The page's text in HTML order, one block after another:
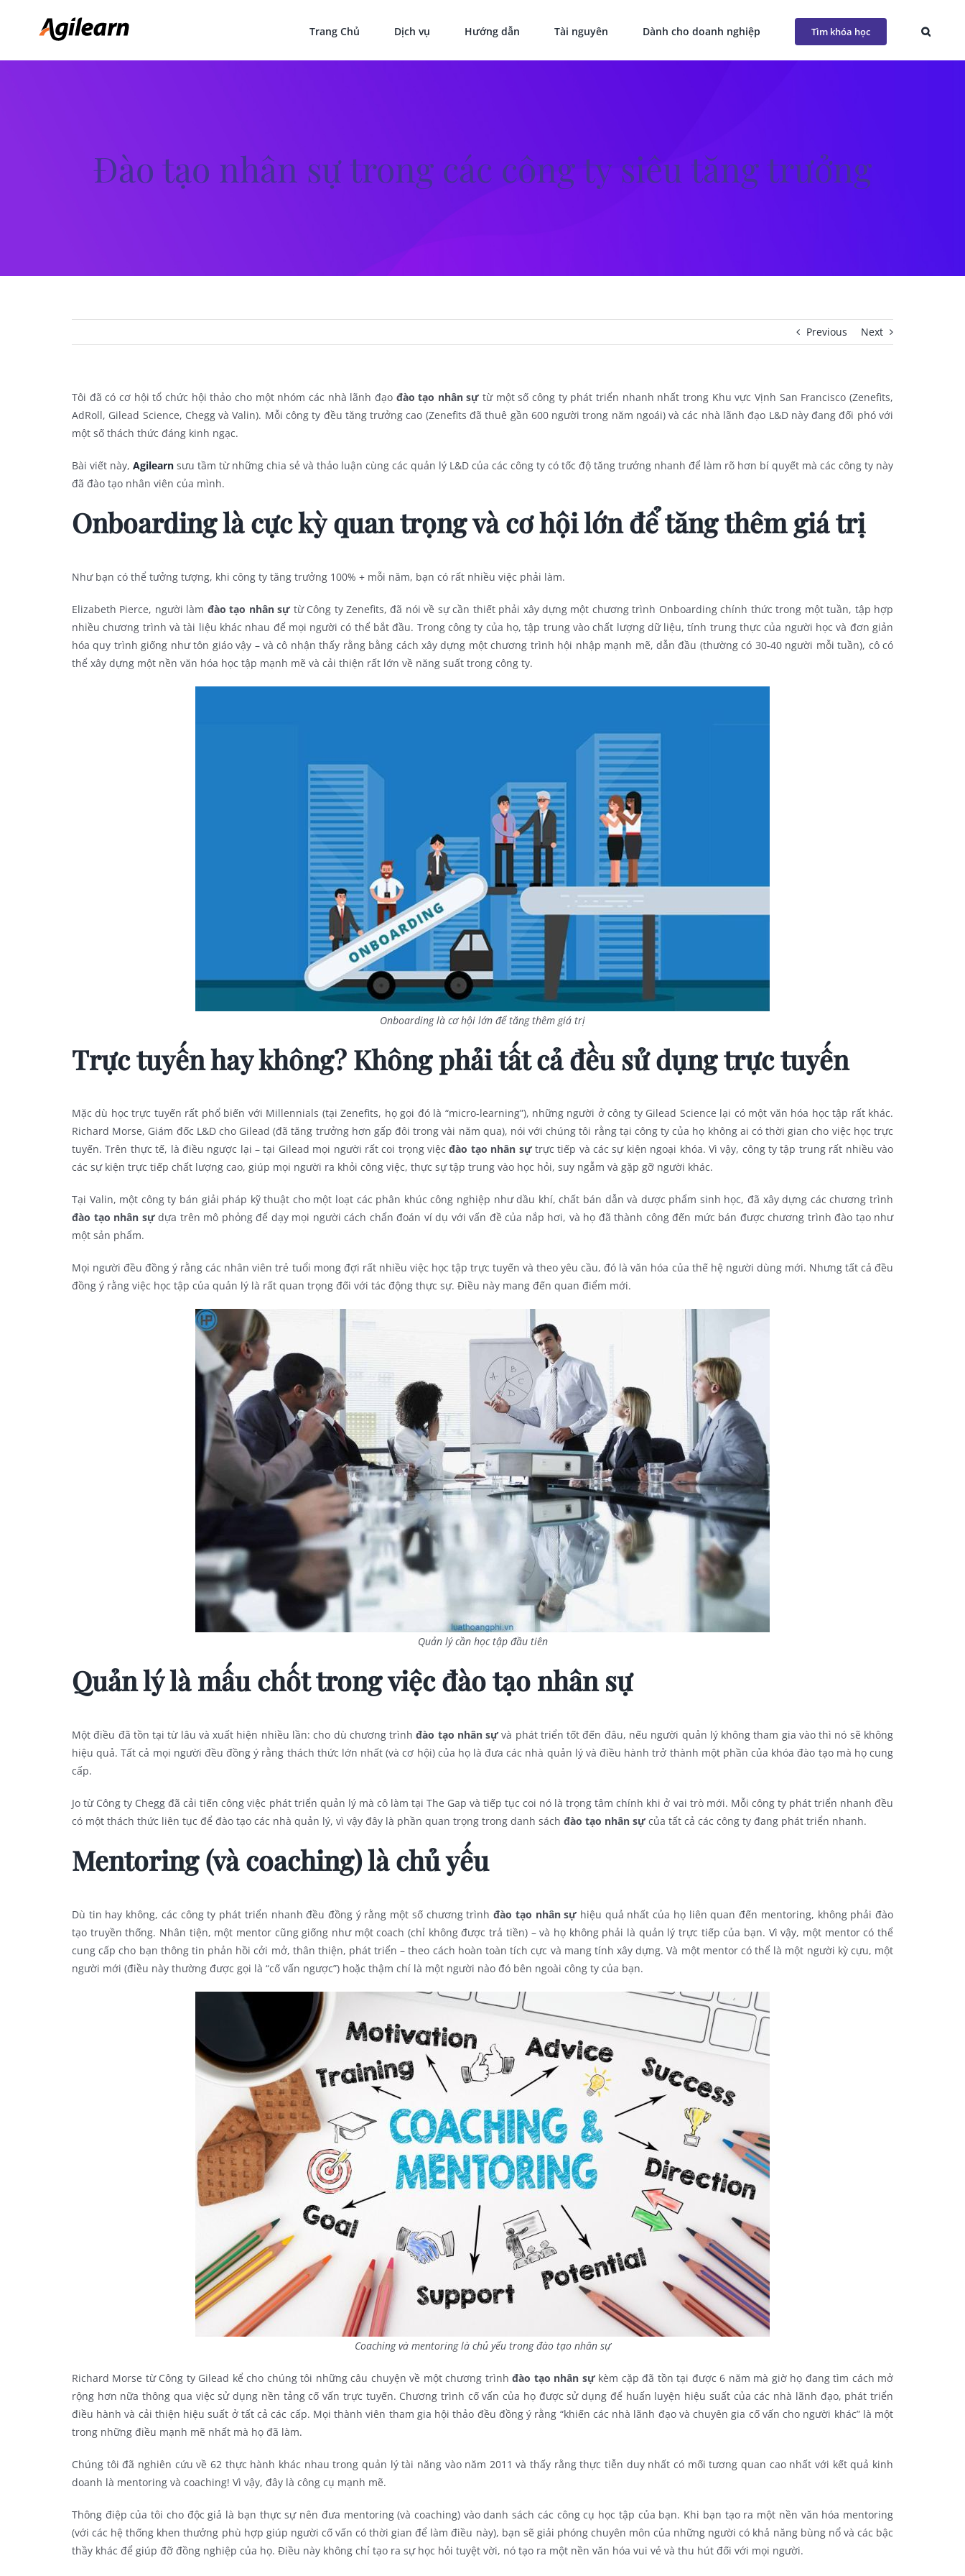
Trang Chủ Dịch vụ Hướng dẫn Tài nguyên Dành cho doanh nghiệp Tìm khóa học
Đào tạo nhân sự trong các công ty siêu tăng trưởng
Previous Next
Tôi đã có cơ hội tổ chức hội thảo cho một nhóm các nhà lãnh đạo đào tạo nhân sựtừ một số công ty phát triển nhanh nhất trong Khu vực Vịnh San Francisco (Zenefits,
AdRoll, Gilead Science, Chegg và Valin). Mỗi công ty đều tăng trưởng cao (Zenefits đã thuê gần 600 người trong năm ngoái) và các nhà lãnh đạo L&D này đang đối phó với
một số thách thức đáng kinh ngạc.
Bài viết này, Agilearn sưu tầm từ những chia sẻ và thảo luận cùng các quản lý L&D của các công ty có tốc độ tăng trưởng nhanh để làm rõ hơn bí quyết mà các công ty này
đã đào tạo nhân viên của mình.
Onboarding là cực kỳ quan trọng và cơ hội lớn để tăng thêm giá trị
Như bạn có thể tưởng tượng, khi công ty tăng trưởng 100% + mỗi năm, bạn có rất nhiều việc phải làm.
Elizabeth Pierce, người làm đào tạo nhân sựtừ Công ty Zenefits, đã nói về sự cần thiết phải xây dựng một chương trình Onboarding chính thức trong một tuần, tập hợp
nhiều chương trình và tài liệu khác nhau để mọi người có thể bắt đầu. Trong công ty của họ, tập trung vào chất lượng dữ liệu, tính trung thực của người học và đơn giản
hóa quy trình giống như tôn giáo vậy – và cô nhận thấy rằng bằng cách xây dựng một chương trình hội nhập mạnh mẽ, dẫn đầu (thường có 30-40 người mỗi tuần), cô có
thể xây dựng một nền văn hóa học tập mạnh mẽ và cải thiện rất lớn về năng suất trong công ty.
Onboarding là cơ hội lớn để tăng thêm giá trị
Trực tuyến hay không? Không phải tất cả đều sử dụng trực tuyến
Mặc dù học trực tuyến rất phổ biến với Millennials (tại Zenefits, họ gọi đó là “micro-learning”), những người ở công ty Gilead Science lại có một văn hóa học tập rất khác.
Richard Morse, Giám đốc L&D cho Gilead (đã tăng trưởng hơn gấp đôi trong vài năm qua), nói với chúng tôi rằng tại công ty của họ không ai có thời gian cho việc học trực
tuyến. Trên thực tế, là điều ngược lại – tại Gilead mọi người rất coi trọng việcđào tạo nhân sựtrực tiếp và các sự kiện ngoại khóa. Vì vậy, công ty tập trung rất nhiều vào
các sự kiện trực tiếp chất lượng cao, giúp mọi người ra khỏi công việc, thực sự tập trung vào học hỏi, suy ngẫm và gặp gỡ người khác.
Tại Valin, một công ty bán giải pháp kỹ thuật cho một loạt các phân khúc công nghiệp như dầu khí, chất bán dẫn và dược phẩm sinh học, đã xây dựng các chương trình
đào tạo nhân sựdựa trên mô phỏng để dạy mọi người cách chẩn đoán ví dụ với vấn đề của nắp hơi, và họ đã thành công đến mức bán được chương trình đào tạo như
một sản phẩm.
Mọi người đều đồng ý rằng các nhân viên trẻ tuổi mong đợi rất nhiều việc học tập trực tuyến và theo yêu cầu, đó là văn hóa của thế hệ người dùng mới. Nhưng tất cả đều
đồng ý rằng việc học tập của quản lý là rất quan trọng đối với tác động thực sự. Điều này mang đến quan điểm mới.
Quản lý cần học tập đầu tiên
Quản lý là mấu chốt trong việc đào tạo nhân sự
Một điều đã tồn tại từ lâu và xuất hiện nhiều lần: cho dù chương trìnhđào tạo nhân sựvà phát triển tốt đến đâu, nếu người quản lý không tham gia vào thì nó sẽ không
hiệu quả. Tất cả mọi người đều đồng ý rằng thách thức lớn nhất (và cơ hội) của họ là đưa các nhà quản lý và điều hành trở thành một phần của khóa đào tạo mà họ cung
cấp.
Jo từ Công ty Chegg đã cải tiến công việc phát triển quản lý mà cô làm tại The Gap và tiếp tục coi nó là trọng tâm chính khi ở vai trò mới. Mỗi công ty phát triển nhanh đều
có một thách thức liên tục để đào tạo các nhà quản lý, vì vậy đây là phần quan trọng trong danh sách đào tạo nhân sựcủa tất cả các công ty đang phát triển nhanh.
Mentoring (và coaching) là chủ yếu
Dù tin hay không, các công ty phát triển nhanh đều đồng ý rằng một số chương trìnhđào tạo nhân sựhiệu quả nhất của họ liên quan đến mentoring, không phải đào
tạo truyền thống. Nhân tiện, một mentor cũng giống như một coach (chỉ không được trả tiền) – và họ không phải là quản lý trực tiếp của bạn. Vì vậy, một mentor có thể
cung cấp cho bạn thông tin phản hồi cởi mở, thân thiện, phát triển – theo cách hoàn toàn tích cực và mang tính xây dựng. Và một mentor có thể là một người kỳ cựu, một
người mới (điều này thường được gọi là “cố vấn ngược”) hoặc thậm chí là một người nào đó bên ngoài công ty của bạn.
Coaching và mentoring là chủ yếu trong đào tạo nhân sự
Richard Morse từ Công ty Gilead kể cho chúng tôi những câu chuyện về một chương trìnhđào tạo nhân sựkèm cặp đã tồn tại được 6 năm mà giờ họ đang tìm cách mở
rộng hơn nữa thông qua việc sử dụng nền tảng cố vấn trực tuyến. Chương trình cố vấn của họ được sử dụng để huấn luyện hiệu suất của các nhà lãnh đạo, phát triển
điều hành và cải thiện hiệu suất ở tất cả các cấp. Mọi thành viên tham gia hội thảo đều đồng ý rằng “khiến các nhà lãnh đạo và chuyên gia cố vấn cho người khác” là một
trong những điều mạnh mẽ nhất mà họ đã làm.
Chúng tôi đã nghiên cứu về 62 thực hành khác nhau trong quản lý tài năng vào năm 2011 và thấy rằng thực tiễn duy nhất có mối tương quan cao nhất với kết quả kinh
doanh là mentoring và coaching! Vì vậy, đây là công cụ mạnh mẽ.
Thông điệp của tôi cho độc giả là bạn thực sự nên đưa mentoring (và coaching) vào danh sách các công cụ học tập của bạn. Khi bạn tạo ra một nền văn hóa mentoring
(với các hệ thống khen thưởng phù hợp giúp người cố vấn có thời gian để làm điều này), bạn sẽ giải phóng chuyên môn của những người có khả năng bùng nổ và các bậc
thầy khác để giúp đỡ đồng nghiệp của họ. Điều này không chỉ tạo ra sự học hỏi tuyệt vời, nó tạo ra một nền văn hóa vui vẻ và thu hút đối với mọi người.